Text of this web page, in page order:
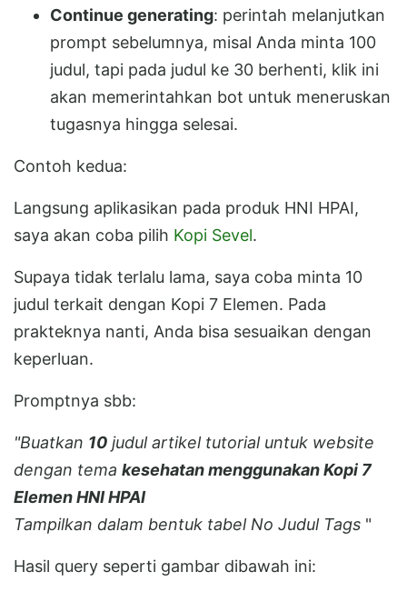
Continue generating: perintah melanjutkan
prompt sebelumnya, misal Anda minta 100
judul, tapi pada judul ke 30 berhenti, klik ini
akan memerintahkan bot untuk meneruskan
tugasnya hingga selesai.
Contoh kedua:
Langsung aplikasikan pada produk HNI HPAI,
saya akan coba pilih Kopi Sevel.
Supaya tidak terlalu lama, saya coba minta 10
judul terkait dengan Kopi 7 Elemen. Pada
prakteknya nanti, Anda bisa sesuaikan dengan
keperluan.
Promptnya sbb:
"Buatkan 10 judul artikel tutorial untuk website
dengan tema kesehatan menggunakan Kopi 7
Elemen HNI HPAI
Tampilkan dalam bentuk tabel No Judul Tags "
Hasil query seperti gambar dibawah ini: